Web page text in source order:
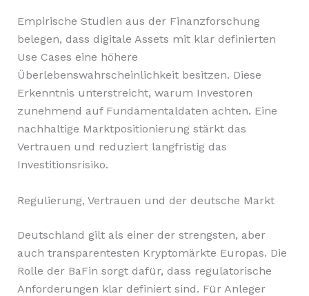
Empirische Studien aus der Finanzforschung
belegen, dass digitale Assets mit klar definierten
Use Cases eine höhere
Überlebenswahrscheinlichkeit besitzen. Diese
Erkenntnis unterstreicht, warum Investoren
zunehmend auf Fundamentaldaten achten. Eine
nachhaltige Marktpositionierung stärkt das
Vertrauen und reduziert langfristig das
Investitionsrisiko.
Regulierung, Vertrauen und der deutsche Markt
Deutschland gilt als einer der strengsten, aber
auch transparentesten Kryptomärkte Europas. Die
Rolle der BaFin sorgt dafür, dass regulatorische
Anforderungen klar definiert sind. Für Anleger